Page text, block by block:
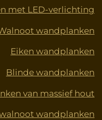
nmet LED-verlichting
wandplanken
Eiken wandplanken
Blinde wandplanken
van massief hout
walnoot wandplanken